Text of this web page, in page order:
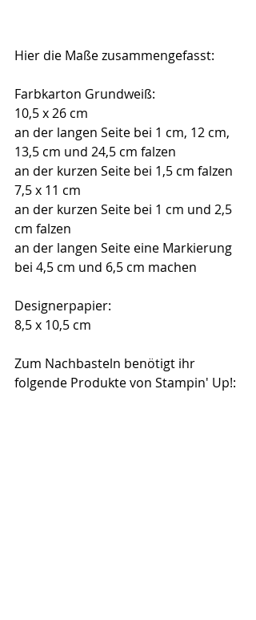
Hier die Maße zusammengefasst:
Farbkarton Grundweiß:
10,5 x 26 cm
an der langen Seite bei 1 cm, 12 cm,
13,5 cm und 24,5 cm falzen
an der kurzen Seite bei 1,5 cm falzen
7,5 x 11 cm
an der kurzen Seite bei 1 cm und 2,5
cm falzen
an der langen Seite eine Markierung
bei 4,5 cm und 6,5 cm machen
Designerpapier:
8,5 x 10,5 cm
Zum Nachbasteln benötigt ihr
folgende Produkte von Stampin' Up!: